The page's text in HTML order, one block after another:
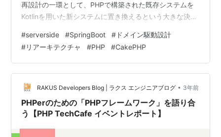
再設計の一環として、PHPで構築された既存システムを
Kotlinを用いた新システムに置き換えるという大きな決断
して、新しい手法も試しています。 具体的には
「RDRA」「ICONIX」「ドメイン駆動設計」の考え方を
取り入れて再設計を行っています。 今はまだ技術検証の
段階ですが、一部の機能の分析・モデリングを行ってコ
ードに落とし込んでいます。 課題も毎日のように見つか
っています。しかし、日々解…
#serverside #SpringBoot # ドメイン駆動設計
#リアーキテクチャ #PHP #CakePHP
RAKUS Developers Blog | ラクス エンジニアブログ • 3年前
PHPerのための「PHPフレームワーク」を語り合
う【PHP TechCafe イベントレポート】